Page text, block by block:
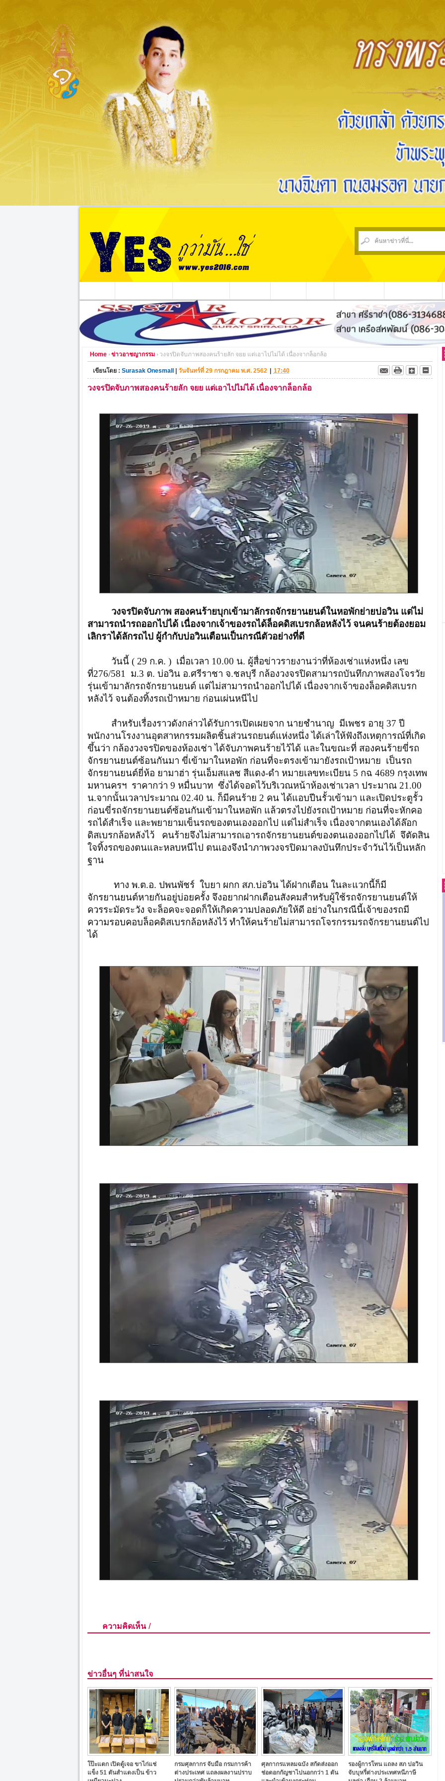
Home ข่าวอาชญากรรม วงจรปิดจับภาพสองคนร้ายลัก จยย แต่เอาไปไม่ได้ เนื่องจากล็อกล้อ
เขียนโดย : Surasak Onesmall วันจันทร์ที่ 29 กรกฎาคม พ.ศ. 2562 17:40
วงจรปิดจับภาพสองคนร้ายลัก จยย แต่เอาไปไม่ได้ เนื่องจากล็อกล้อ
วงจรปิดจับภาพ สองคนร้ายบุกเข้ามาลักรถจักรยานยนต์ในหอพักย่ายบ่อวิน แต่ไม่
สามารถนำรถออกไปได้ เนื่องจากเจ้าของรถได้ล็อคดิสเบรกล้อหลังไว้ จนคนร้ายต้องยอม
เลิกราได้ลักรถไป ผู้กำกับบ่อวินเตือนเป็นกรณีตัวอย่างที่ดี
วันนี้ ( 29 ก.ค. ) เมื่อเวลา 10.00 น. ผู้สื่อข่าวรายงานว่าที่ห้องเช่าแห่งหนึ่ง เลข
ที่276/581 ม.3 ต. บ่อวิน อ.ศรีราชา จ.ชลบุรี กล้องวงจรปิดสามารถบันทึกภาพสองโจรวัย
รุ่นเข้ามาลักรถจักรยานยนต์ แต่ไม่สามารถนำออกไปได้ เนื่องจากเจ้าของล็อคดิสเบรก
หลังไว้ จนต้องทิ้งรถเป้าหมาย ก่อนเผ่นหนีไป
สำหรับเรื่องราวดังกล่าวได้รับการเปิดเผยจาก นายชำนาญ มีเพชร อายุ 37 ปี
พนักงานโรงงานอุตสาหกรรมผลิตชิ้นส่วนรถยนต์แห่งหนึ่ง ได้เล่าให้ฟังถึงเหตุการณ์ที่เกิด
ขึ้นว่า กล้องวงจรปิดของห้องเช่า ได้จับภาพคนร้ายไว้ได้ และในขณะที่ สองคนร้ายขี่รถ
จักรยานยนต์ซ้อนกันมา ขี่เข้ามาในหอพัก ก่อนที่จะตรงเข้ามายังรถเป้าหมาย เป็นรถ
จักรยานยนต์ยี่ห้อ ยามาฮ่า รุ่นเอ็มสแลช สีแดง-ดำ หมายเลขทะเบียน 5 กฉ 4689 กรุงเทพ
มหานครฯ ราคากว่า 9 หมื่นบาท ซึ่งได้จอดไว้บริเวณหน้าห้องเช่าเวลา ประมาณ 21.00
น.จากนั้นเวลาประมาณ 02.40 น. ก็มีคนร้าย 2 คน ได้แอบปีนรั้วเข้ามา และเปิดประตูรั้ว
ก่อนขี่รถจักรยานยนต์ซ้อนกันเข้ามาในหอพัก แล้วตรงไปยังรถเป้าหมาย ก่อนที่จะหักคอ
รถได้สำเร็จ และพยายามเข็นรถของตนเองออกไป แต่ไม่สำเร็จ เนื่องจากตนเองได้ล๊อก
ดิสเบรกล้อหลังไว้ คนร้ายจึงไม่สามารถเอารถจักรยานยนต์ของตนเองออกไปได้ จึตัดสิน
ใจทิ้งรถของตนและหลบหนีไป ตนเองจึงนำภาพวงจรปิดมาลงบันทึกประจำวันไว้เป็นหลัก
ฐาน
ทาง พ.ต.อ. ปพนพัชร์ ใบยา ผกก สภ.บ่อวิน ได้ฝากเตือน ในละแวกนี้ก็มี
จักรยานยนต์หายกันอยู่บ่อยครั้ง จึงอยากฝากเตือนสังคมสำหรับผู้ใช้รถจักรยานยนต์ให้
ควรระมัดระวัง จะล็อคจะจอดก็ให้เกิดความปลอดภัยให้ดี อย่างในกรณีนี้เจ้าของรถมี
ความรอบคอบล็อคดิสเบรกล้อหลังไว้ ทำให้คนร้ายไม่สามารถโจรกรรมรถจักรยานยนต์ไป
ได้
ความคิดเห็น/
ข่าวอื่นๆ ที่น่าสนใจ
โป๊ะแตก เปิดตู้เจอ ขาไก่แช่
แข็ง 51 ตันสำแดงเป็น ข้าว
กรมศุลกากร จับมือ กรมการค้า
ต่างประเทศ แถลงผลงานปราบ
ศุลกากรแหลมฉบัง สกัดส่งออก
ช่อดอกกัญชาไปนอกกว่า 1 ตัน
รองผู้การโทน แถลง สภ บ่อวิน
จับบุหรี่ต่างประเทศหนีภาษี